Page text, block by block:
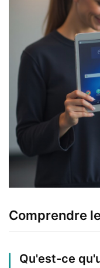
Comprendre
Qu'est-ce